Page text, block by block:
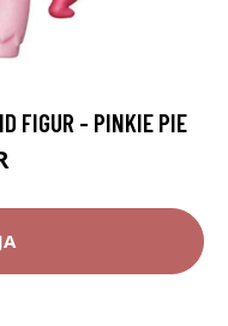
FIGUR - PINKIE PIE